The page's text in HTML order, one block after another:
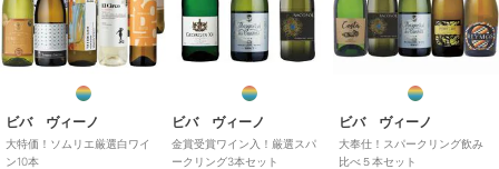
ビバ ヴィーノ
大特価！ソムリエ厳選白ワイ
ン10本
ビバ ヴィーノ
金賞受賞ワイン入！厳選スパ
ークリング3本セット
ビバ ヴィーノ
大奉仕！スパークリング飲み
比べ５本セット